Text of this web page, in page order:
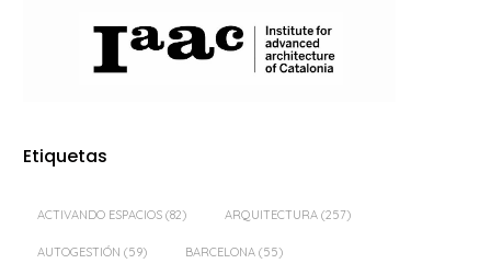
Etiquetas
ACTIVANDO ESPACIOS (82) ARQUITECTURA (257)
AUTOGESTIÓN (59) BARCELONA (55)